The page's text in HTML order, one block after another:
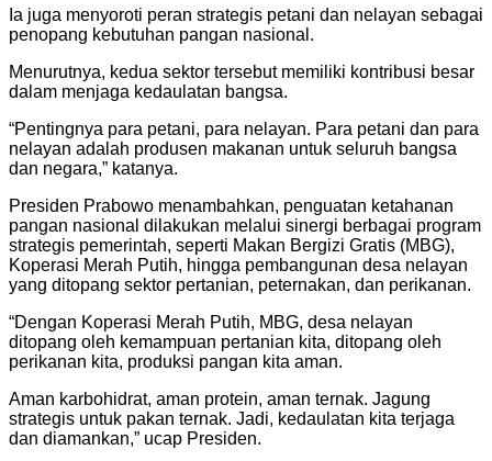
Ia juga menyoroti peran strategis petani dan nelayan sebagai
penopang kebutuhan pangan nasional.
Menurutnya, kedua sektor tersebut memiliki kontribusi besar
dalam menjaga kedaulatan bangsa.
“Pentingnya para petani, para nelayan. Para petani dan para
nelayan adalah produsen makanan untuk seluruh bangsa
dan negara,” katanya.
Presiden Prabowo menambahkan, penguatan ketahanan
pangan nasional dilakukan melalui sinergi berbagai program
strategis pemerintah, seperti Makan Bergizi Gratis (MBG),
Koperasi Merah Putih, hingga pembangunan desa nelayan
yang ditopang sektor pertanian, peternakan, dan perikanan.
“Dengan Koperasi Merah Putih, MBG, desa nelayan
ditopang oleh kemampuan pertanian kita, ditopang oleh
perikanan kita, produksi pangan kita aman.
Aman karbohidrat, aman protein, aman ternak. Jagung
strategis untuk pakan ternak. Jadi, kedaulatan kita terjaga
dan diamankan,” ucap Presiden.